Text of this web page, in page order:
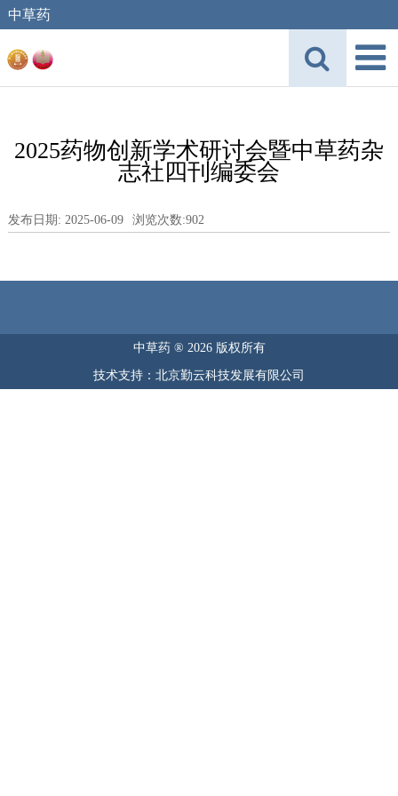
中草药
2025药物创新学术研讨会暨中草药杂
志社四刊编委会
发布日期: 2025-06-09 浏览次数:902
中草药 ® 2026 版权所有
技术支持：北京勤云科技发展有限公司